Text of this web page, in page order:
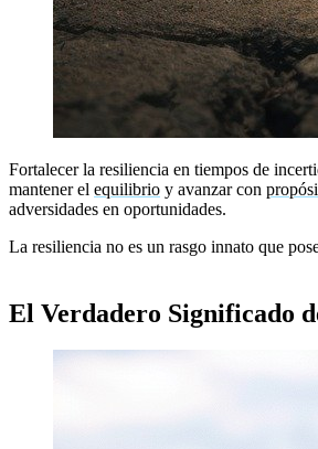
Fortalecer la resiliencia en tiempos de
mantener el equilibrio y avanzar con
adversidades en oportunidades.
La resiliencia no es un rasgo innato que
El Verdadero Significado